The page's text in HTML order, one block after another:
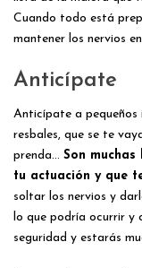
Cuando todo está
mantener los nervios
Anticípate
Anticípate a pequeños
resbales, que se te
prenda… Son
tu actuación y que
soltar los nervios y
lo que podría ocurrir y
seguridad y estarás